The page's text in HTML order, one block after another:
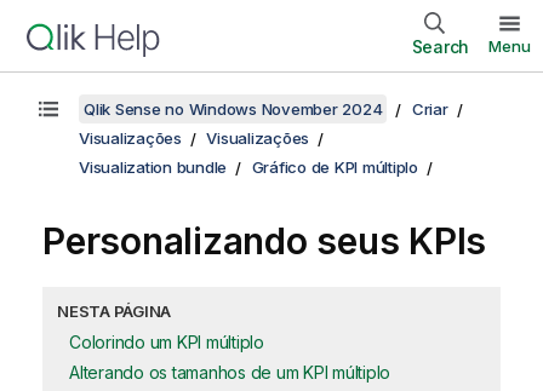
Search Menu
Qlik Sense no Windows November 2024
Criar
Visualizações
Visualizações
Visualization bundle
Gráfico de KPI múltiplo
Personalizando seus KPIs
NESTA PÁGINA
Colorindo um KPI múltiplo
Alterando os tamanhos de um KPI múltiplo